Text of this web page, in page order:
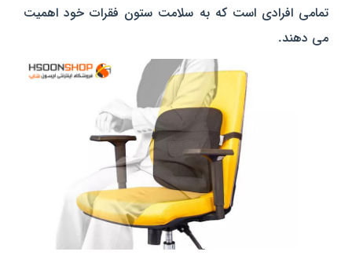
تمامی افرادی‌ است که به سلامت ستون فقرات خود اهمیت
می‌ دهند.